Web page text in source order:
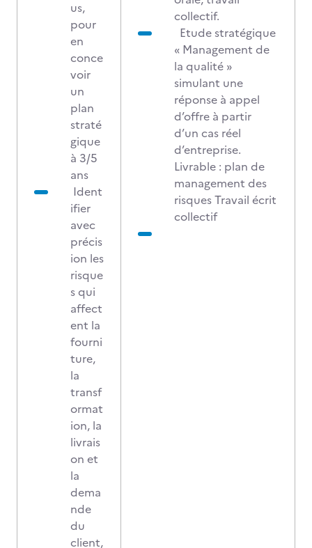
us,
pour
en
conce
voir
un
plan
straté
gique
à 3/5
ans
Ident
ifier
avec
précis
ion les
risque
s qui
affect
ent la
fourni
ture,
la
transf
ormat
ion, la
livrais
on et
la
dema
nde
du
client,
collectif.
Etude stratégique
« Management de
la qualité »
simulant une
réponse à appel
d’offre à partir
d’un cas réel
d’entreprise.
Livrable : plan de
management des
risques Travail écrit
collectif